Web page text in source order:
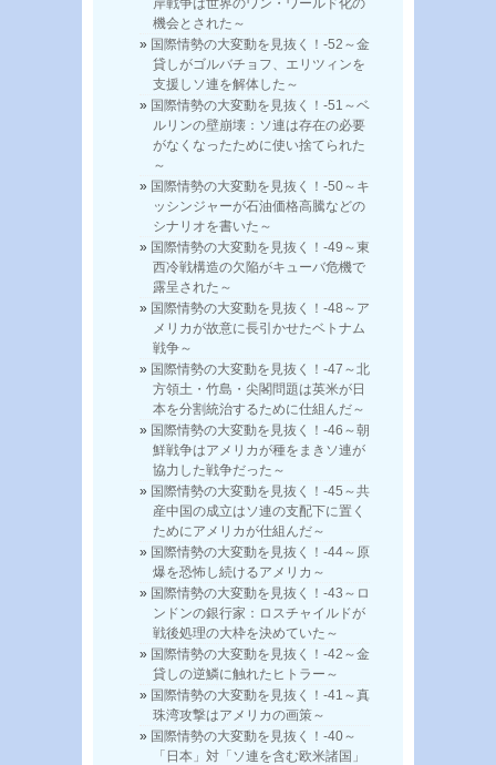
機会とされた～
国際情勢の大変動を見抜く！-52～金
貸しがゴルバチョフ、エリツィンを
支援しソ連を解体した～
国際情勢の大変動を見抜く！-51～ベ
ルリンの壁崩壊：ソ連は存在の必要
がなくなったために使い捨てられた
～
国際情勢の大変動を見抜く！-50～キ
ッシンジャーが石油価格高騰などの
シナリオを書いた～
国際情勢の大変動を見抜く！-49～東
西冷戦構造の欠陥がキューバ危機で
露呈された～
国際情勢の大変動を見抜く！-48～ア
メリカが故意に長引かせたベトナム
戦争～
国際情勢の大変動を見抜く！-47～北
方領土・竹島・尖閣問題は英米が日
本を分割統治するために仕組んだ～
国際情勢の大変動を見抜く！-46～朝
鮮戦争はアメリカが種をまきソ連が
協力した戦争だった～
国際情勢の大変動を見抜く！-45～共
産中国の成立はソ連の支配下に置く
ためにアメリカが仕組んだ～
国際情勢の大変動を見抜く！-44～原
爆を恐怖し続けるアメリカ～
国際情勢の大変動を見抜く！-43～ロ
ンドンの銀行家：ロスチャイルドが
戦後処理の大枠を決めていた～
国際情勢の大変動を見抜く！-42～金
貸しの逆鱗に触れたヒトラー～
国際情勢の大変動を見抜く！-41～真
珠湾攻撃はアメリカの画策～
国際情勢の大変動を見抜く！-40～
「日本」対「ソ連を含む欧米諸国」